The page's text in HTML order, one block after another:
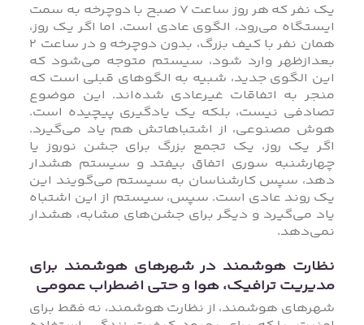
یک نفر که هر روز ساعت ۷ صبح با دوچرخه به سمت
ایستگاه می‌رود، الگوی عادی است. اما اگر یک روز،
همان نفر با کیف بزرگ، بدون دوچرخه و در ساعت ۲
بعدازظهر وارد شود، سیستم متوجه می‌شود که
این الگوی جدید، شبیه به الگوهای قبلی است که
منجر به اتفاقات غیرعادی شده‌اند. این موضوع
تصادفی نیست، بلکه یک یادگیری پیچیده است.
هوش مصنوعی، از اشتباهاتش هم یاد می‌گیرد.
اگر یک روز، یک تجمع بزرگ برای جشن نوروز یا
چهارشنبه سوری اتفاق بیفتد و سیستم هشدار
دهد، سپس کارشناسان به سیستم می‌گویند این
یک روند عادی است. سپس، سیستم از این اشتباه
یاد می‌گیرد و دیگر برای جشن‌های مشابه، هشدار
نمی‌دهد.
نظارت هوشمند در شهرهای هوشمند برای
مدیریت ترافیک، هوا و حتی اضطراب عمومی
شهرهای هوشمند، از نظارت هوشمند، نه فقط برای